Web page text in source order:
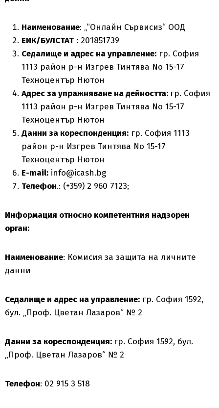
Наименование: „“Онлайн Сървисиз“ ООД
ЕИК/БУЛСТАТ : 201851739
Седалище и адрес на управление: гр. София
1113 район р-н Изгрев Тинтява No 15-17
Техноцентър Нютон
Адрес за упражняване на дейността: гр. София
1113 район р-н Изгрев Тинтява No 15-17
Техноцентър Нютон
Данни за кореспонденция: гр. София 1113
район р-н Изгрев Тинтява No 15-17
Техноцентър Нютон
E-mail: info@icash.bg
Телефон.: (+359) 2 960 7123;
Информация относно компетентния надзорен
орган:
Наименование: Комисия за защита на личните
данни
Седалище и адрес на управление: гр. София 1592,
бул. „Проф. Цветан Лазаров“ № 2
Данни за кореспонденция: гр. София 1592, бул.
„Проф. Цветан Лазаров“ № 2
Телефон: 02 915 3 518